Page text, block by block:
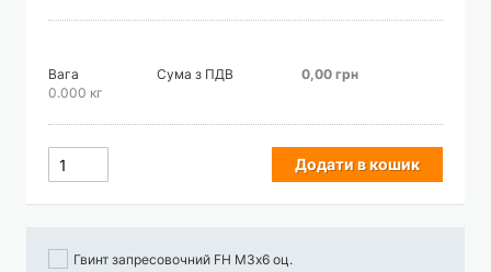
Вага
0.000 кг
Сума з ПДВ 0,00 грн
Додати в кошик
Гвинт запресовочний FH М3х6 оц.